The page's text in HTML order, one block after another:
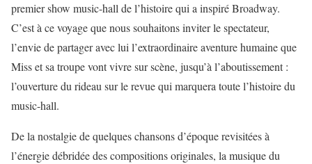
premier show music-hall de l’histoire qui a inspiré Broadway.
C’est à ce voyage que nous souhaitons inviter le spectateur,
l’envie de partager avec lui l’extraordinaire aventure humaine que
Miss et sa troupe vont vivre sur scène, jusqu’à l’aboutissement :
l’ouverture du rideau sur le revue qui marquera toute l’histoire du
music-hall.
De la nostalgie de quelques chansons d’époque revisitées à
l’énergie débridée des compositions originales, la musique du